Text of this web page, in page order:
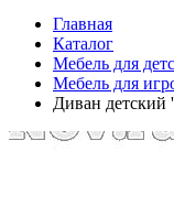
Главная
Каталог
Мебель для
Мебель для
Диван